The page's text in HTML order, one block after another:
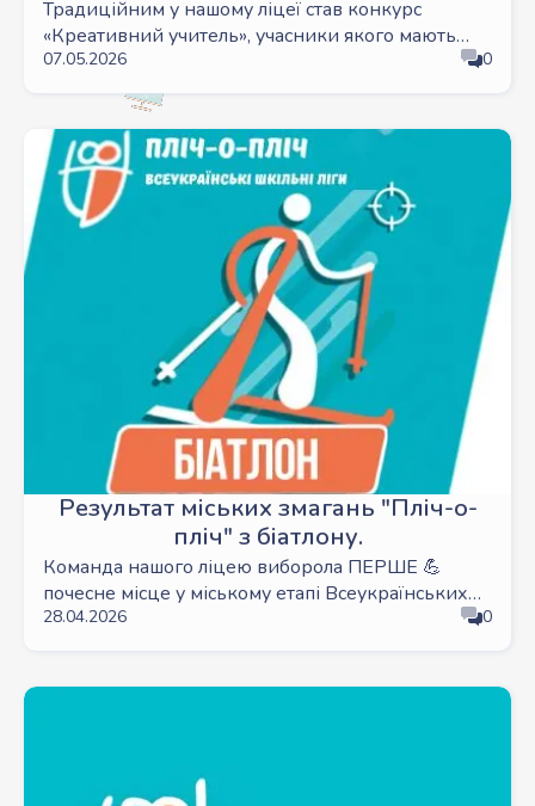
Традиційним у нашому ліцеї став конкурс
«Креативний учитель», учасники якого мають
запросити на такий урок, котрий демонстрував
би сучасні підходи до навчання, творчість і,
безумовно, відданість своїй справі.
07.05.2026 0
Результат міських змагань "Пліч-о-
пліч" з біатлону.
Команда нашого ліцею виборола ПЕРШЕ 💪
почесне місце у міському етапі Всеукраїнських
шкільних ліг Пліч-о-пліч з біатлону!
28.04.2026 0